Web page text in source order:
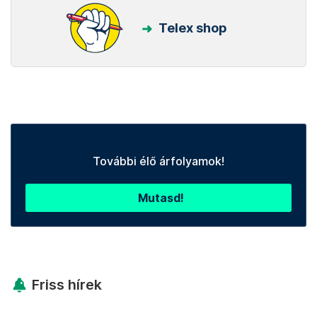
Telex shop
További élő árfolyamok!
Mutasd!
Friss hírek